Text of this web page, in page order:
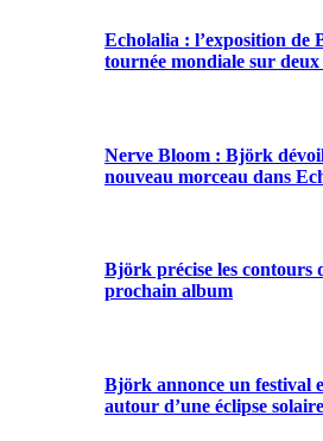
Echolalia : l’exposition de
tournée mondiale sur deux
Nerve Bloom : Björk
nouveau morceau dans
Björk précise les contours
prochain album
Björk annonce un festival
autour d’une éclipse solaire